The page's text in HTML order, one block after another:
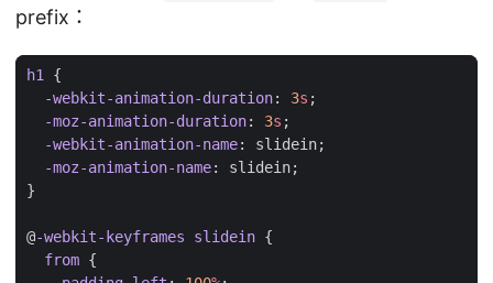
prefix：
h1 {
-webkit-animation-duration: 3s ;
-moz-animation-duration: 3s ;
-webkit-animation-name: slidein;
-moz-animation-name: slidein;
}
@-webkit-keyframes slidein {
from {